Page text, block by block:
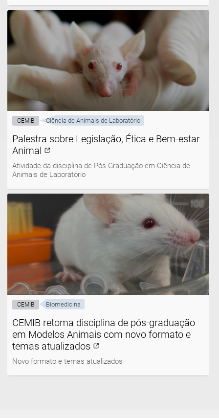
CEMIB Ciência de Animais de Laboratório
Palestra sobre Legislação, Ética e Bem-estar
Animal
Atividade da disciplina de Pós-Graduação em Ciência de
Animais de Laboratório
CEMIB Biomedicina
CEMIB retoma disciplina de pós-graduação
em Modelos Animais com novo formato e
temas atualizados
Novo formato e temas atualizados